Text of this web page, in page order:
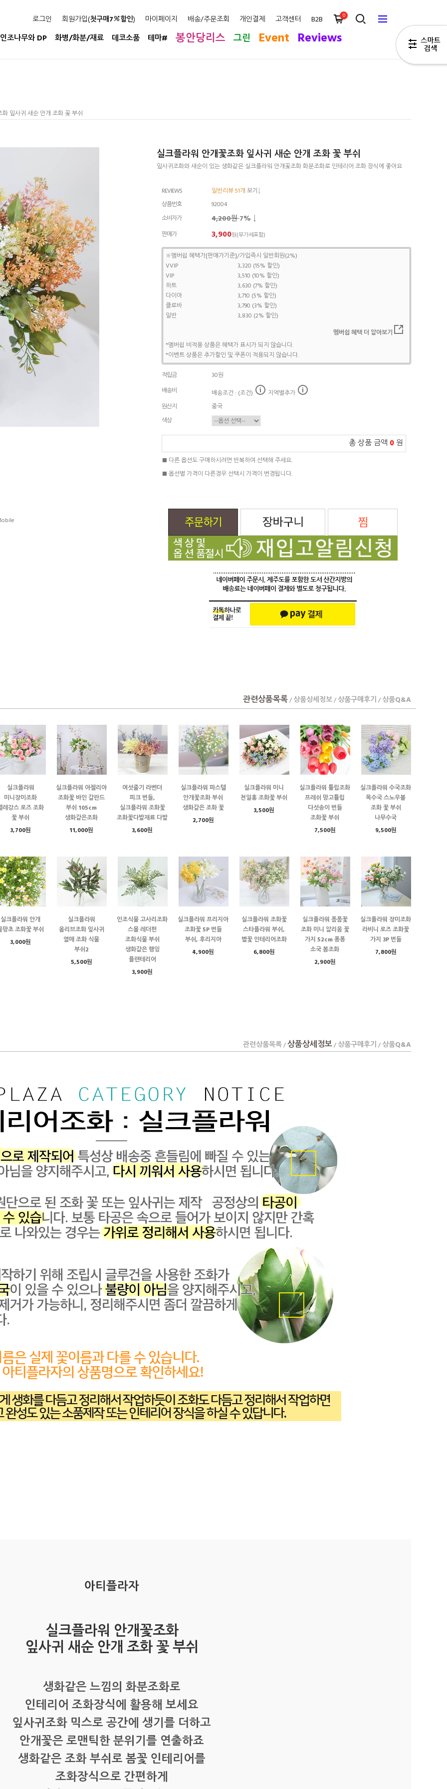
로그인 회원가입(첫구매7 할인) 마이페이지 배송/주문조회 개인결제 고객센터 B2B 0
인조나무와 DP 화병/화분/재료 데코소품 테마# 봉안당리스 그린 Event Reviews
잎사귀 새순 안개 조화 꽃 부쉬
실크플라워 안개꽃조화 잎사귀 새순 안개 조화 꽃 부쉬
잎사귀조화와 새순이 있는 생화같은 실크플라워 안개꽃조화 화분조화로 인테리어 조화 장식에 좋아요
REVIEWS 일반리뷰 51개 보기↓
상품번호
92004
소비자가
4,200원7% ↓
판매가 3,900원(부가세포함)
※멤버쉽 혜택가[판매가기준]/가입즉시 일반회원(2%)
VVIP
3,320 (15% 할인)
VIP
3,510 (10% 할인)
하트
3,630 (7% 할인)
다이아
3,710 (5% 할인)
클로바
3,790 (3% 할인)
일반
3,830 (2% 할인)
멤버쉽 혜택 더 알아보기
*멤버쉽 비적용 상품은 혜택가 표시가 되지 않습니다.
*이벤트 상품은 추가할인 및 쿠폰이 적용되지 않습니다.
적립금
30원
배송비
배송조건 : (조건)
지역별추가
원산지
중국
색상
총 상품 금액 0원
■ 다른 옵션도 구매하시려면 반복하여 선택해 주세요.
■ 옵션별 가격이 다른경우 선택시 가격이 변경됩니다.
관련상품목록/ 상품상세정보/ 상품구매후기 / 상품Q&A
실크플라워
미니장미조화
레강스 로즈 조화
꽃 부쉬
3,700원
실크플라워 아젤리아
조화꽃 바인 갈란드
부쉬 105cm
생화같은조화
11,000원
여섯줄기 라벤더
피크 번들,
실크플라워 조화꽃
조화꽃다발재료 다발
3,600원
실크플라워 파스텔
안개꽃조화 부쉬
생화같은 조화 꽃
2,700원
실크플라워 미니
천일홍 조화꽃 부쉬
3,500원
실크플라워 튤립조화
프레쉬 망고튤립
다섯송이 번들
조화꽃 부쉬
7,500원
실크플라워 수국조화
목수국 스노우볼
조화 꽃 부쉬
나무수국
9,500원
실크플라워 안개
망초 조화꽃 부쉬
3,000원
실크플라워
올리브조화 잎사귀
열매 조화 식물
부쉬2
5,500원
인조식물 고사리조화
스몰 레더펀
조화식물 부쉬
생화같은 행잉
플랜테리어
3,900원
실크플라워 프리지아
조화꽃 5P 번들
부쉬, 후리지아
4,900원
실크플라워 조화꽃
스타플라워 부쉬,
별꽃 인테리어조화
6,800원
실크플라워 폼폼꽃
조화 미니 알리움 꽃
가지 52cm 퐁퐁
소국 봄조화
2,900원
실크플라워 장미조화
라비니 로즈 조화꽃
가지 3P 번들
7,800원
관련상품목록/상품상세정보/ 상품구매후기 / 상품Q&A
아티플라자
실크플라워 안개꽃조화
잎사귀 새순 안개 조화 꽃 부쉬
생화같은 느낌의 화분조화로
인테리어 조화장식에 활용해 보세요
잎사귀조화 믹스로 공간에 생기를 더하고
안개꽃은 로맨틱한 분위기를 연출하죠
생화같은 조화 부쉬로 봄꽃 인테리어를
조화장식으로 간편하게